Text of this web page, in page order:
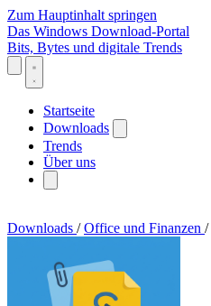
Zum Hauptinhalt springen
Das Windows Download-Portal
Bits, Bytes und digitale Trends
Startseite
Downloads
Trends
Über uns
Downloads / Office und Finanzen /